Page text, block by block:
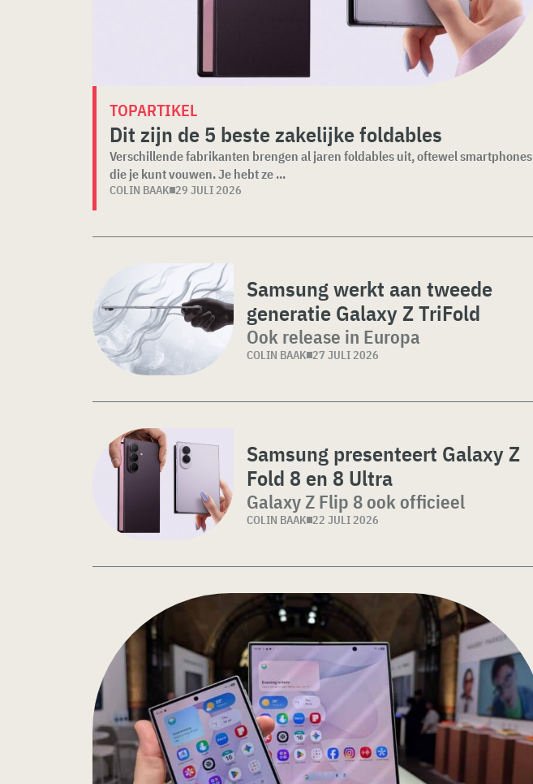
TOPARTIKEL
Dit zijn de 5 beste zakelijke foldables
Verschillende fabrikanten brengen al jaren foldables uit, oftewel smartphones
die je kunt vouwen. Je hebt ze ...
COLIN BAAK 29 JULI 2026
Samsung werkt aan tweede
generatie Galaxy Z TriFold
Ook release in Europa
COLIN BAAK 27 JULI 2026
Samsung presenteert Galaxy Z
Fold 8 en 8 Ultra
Galaxy Z Flip 8 ook officieel
COLIN BAAK 22 JULI 2026